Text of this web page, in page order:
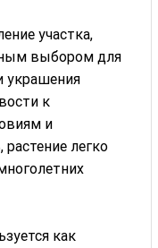
участка,
выбором для
украшения
к
и
легко
как